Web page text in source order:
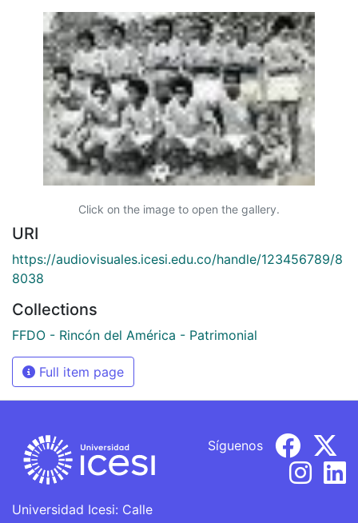
Click on the image to open the gallery.
URI
https://audiovisuales.icesi.edu.co/handle/123456789/8
8038
Collections
FFDO - Rincón del América - Patrimonial
Full item page
Universidad Icesi: Calle
Síguenos